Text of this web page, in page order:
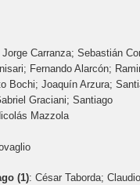
Jorge Carranza; Sebastián
Fernando Alarcón;
Bochi; Joaquín Arzura;
Graciani; Santiago
Mazzola
(1): César Taborda; Claudio